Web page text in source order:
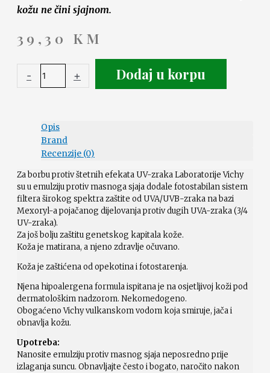
kožu ne čini sjajnom.
39,30 KM
- + Dodaj u korpu
Opis
Brand
Recenzije (0)
Za borbu protiv štetnih efekata UV-zraka Laboratorije Vichy
su u emulziju protiv masnoga sjaja dodale fotostabilan sistem
filtera širokog spektra zaštite od UVA/UVB-zraka na bazi
Mexoryl-a pojačanog dijelovanja protiv dugih UVA-zraka (3/4
UV-zraka).
Za još bolju zaštitu genetskog kapitala kože.
Koža je matirana, a njeno zdravlje očuvano.
Koža je zaštićena od opekotina i fotostarenja.
Njena hipoalergena formula ispitana je na osjetljivoj koži pod
dermatološkim nadzorom. Nekomedogeno.
Obogaćeno Vichy vulkanskom vodom koja smiruje, jača i
obnavlja kožu.
Upotreba:
Nanosite emulziju protiv masnog sjaja neposredno prije
izlaganja suncu. Obnavljajte često i bogato, naročito nakon